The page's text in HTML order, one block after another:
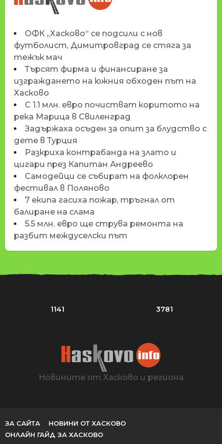
ОФК „Хасково“ се подсили с нов
футболист, Димитровград се стяга за
тежък мач
Търсят фирма и финансиране за
изграждането на южния обходен път на
Хасково
С 1.1 млн. евро почистват коритото на
река Марица в Свиленград
Задържаха осъден за опит за блудство с
дете в Турция
Разкриха контрабанда на злато и
цигари през Капитан Андреево
Самодейци се събират на фолклорен
фестивал в Поляново
7 екипа гасиха пожар, тръгнал от
балиране на слама
5.5 млн. евро ще струва ремонта на
разбит междуселски път
1141 3781
Новините от Хасково и региона
ЗА САЙТА
НОВИНИ ОТ ХАСКОВО
ОНЛАЙН ГАЙД ЗА ХАСКОВО